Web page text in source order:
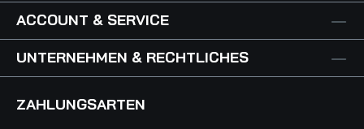
ACCOUNT & SERVICE
UNTERNEHMEN & RECHTLICHES
ZAHLUNGSARTEN